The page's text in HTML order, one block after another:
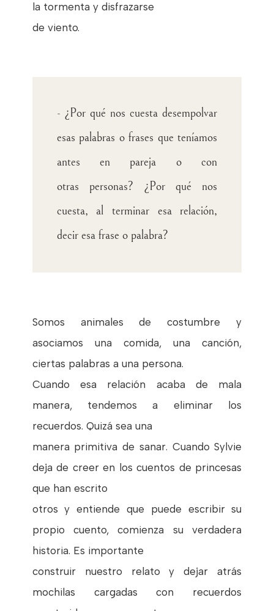
la tormenta y disfrazarse
de viento.
- ¿Por qué nos cuesta desempolvar
esas palabras o frases que teníamos
antes en pareja o con
otras personas? ¿Por qué nos
cuesta, al terminar esa relación,
decir esa frase o palabra?
Somos animales de costumbre y
asociamos una comida, una canción,
ciertas palabras a una persona.
Cuando esa relación acaba de mala
manera, tendemos a eliminar los
recuerdos. Quizá sea una
manera primitiva de sanar. Cuando Sylvie
deja de creer en los cuentos de princesas
que han escrito
otros y entiende que puede escribir su
propio cuento, comienza su verdadera
historia. Es importante
construir nuestro relato y dejar atrás
mochilas cargadas con recuerdos